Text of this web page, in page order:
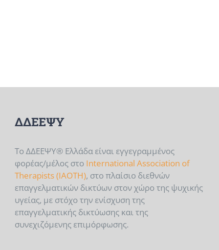
ΔΔΕΕΨΥ
Το ΔΔΕΕΨΥ® Ελλάδα είναι εγγεγραμμένος
φορέας/μέλος στο International Association of
Therapists (IAOTH), στο πλαίσιο διεθνών
επαγγελματικών δικτύων στον χώρο της ψυχικής
υγείας, με στόχο την ενίσχυση της
επαγγελματικής δικτύωσης και της
συνεχιζόμενης επιμόρφωσης.